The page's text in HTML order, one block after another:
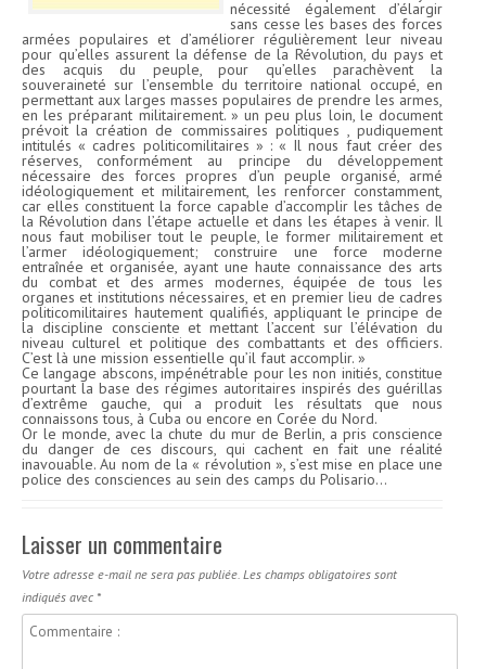
nécessité également d’élargir
sans cesse les bases des forces
armées populaires et d’améliorer régulièrement leur niveau
pour qu’elles assurent la défense de la Révolution, du pays et
des acquis du peuple, pour qu’elles parachèvent la
souveraineté sur l’ensemble du territoire national occupé, en
permettant aux larges masses populaires de prendre les armes,
en les préparant militairement. » un peu plus loin, le document
prévoit la création de commissaires politiques , pudiquement
intitulés « cadres politicomilitaires » : « Il nous faut créer des
réserves, conformément au principe du développement
nécessaire des forces propres d’un peuple organisé, armé
idéologiquement et militairement, les renforcer constamment,
car elles constituent la force capable d’accomplir les tâches de
la Révolution dans l’étape actuelle et dans les étapes à venir. Il
nous faut mobiliser tout le peuple, le former militairement et
l’armer idéologiquement; construire une force moderne
entraînée et organisée, ayant une haute connaissance des arts
du combat et des armes modernes, équipée de tous les
organes et institutions nécessaires, et en premier lieu de cadres
politicomilitaires hautement qualifiés, appliquant le principe de
la discipline consciente et mettant l’accent sur l’élévation du
niveau culturel et politique des combattants et des officiers.
C’est là une mission essentielle qu’il faut accomplir. »
Ce langage abscons, impénétrable pour les non initiés, constitue
pourtant la base des régimes autoritaires inspirés des guérillas
d’extrême gauche, qui a produit les résultats que nous
connaissons tous, à Cuba ou encore en Corée du Nord.
Or le monde, avec la chute du mur de Berlin, a pris conscience
du danger de ces discours, qui cachent en fait une réalité
inavouable. Au nom de la « révolution », s’est mise en place une
police des consciences au sein des camps du Polisario…
Laisser un commentaire
Votre adresse e-mail ne sera pas publiée. Les champs obligatoires sont
indiqués avec *